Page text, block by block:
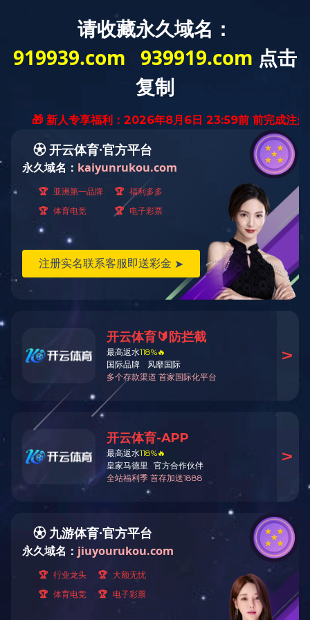
矿车 当前的位置是： 首页>产品中心
矿车
翻斗式矿车
概述：主要用于煤矿地面和井下运输煤、材料。由斗箱、车架、轮对、插
销和缓冲器等组成。煤矿一般采用固定式、翻斗式两种矿车。
上一篇：固定矿车
下一篇：
翻车机
返回列表